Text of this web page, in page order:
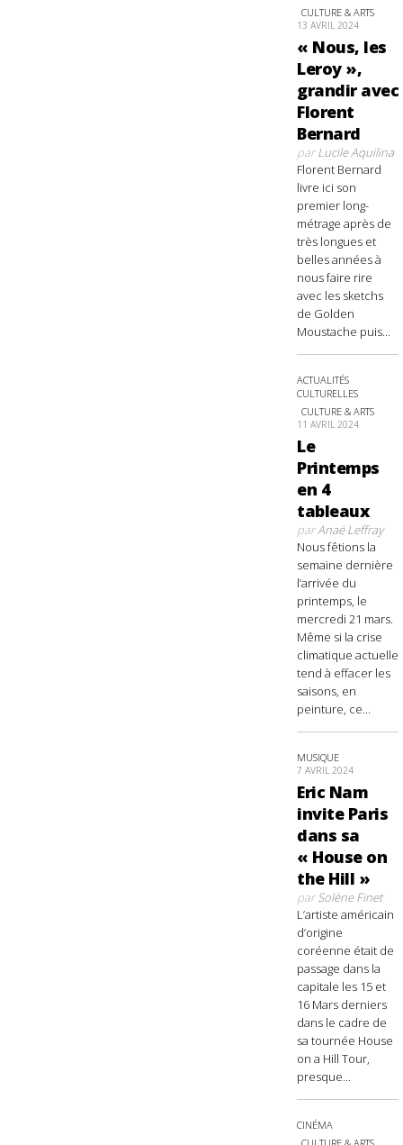
CULTURE & ARTS
13 AVRIL 2024
« Nous, les
Leroy »,
grandir avec
Florent
Bernard
parLucile Aquilina
Florent Bernard
livre ici son
premier long-
métrage après de
très longues et
belles années à
nous faire rire
avec les sketchs
de Golden
Moustache puis...
ACTUALITÉS
CULTURELLES
CULTURE & ARTS
11 AVRIL 2024
Le
Printemps
en 4
tableaux
parAnaë Leffray
Nous fêtions la
semaine dernière
l’arrivée du
printemps, le
mercredi 21 mars.
Même si la crise
climatique actuelle
tend à effacer les
saisons, en
peinture, ce...
MUSIQUE
7 AVRIL 2024
Eric Nam
invite Paris
dans sa
« House on
the Hill »
parSolène Finet
L’artiste américain
d’origine
coréenne était de
passage dans la
capitale les 15 et
16 Mars derniers
dans le cadre de
sa tournée House
on a Hill Tour,
presque...
CINÉMA